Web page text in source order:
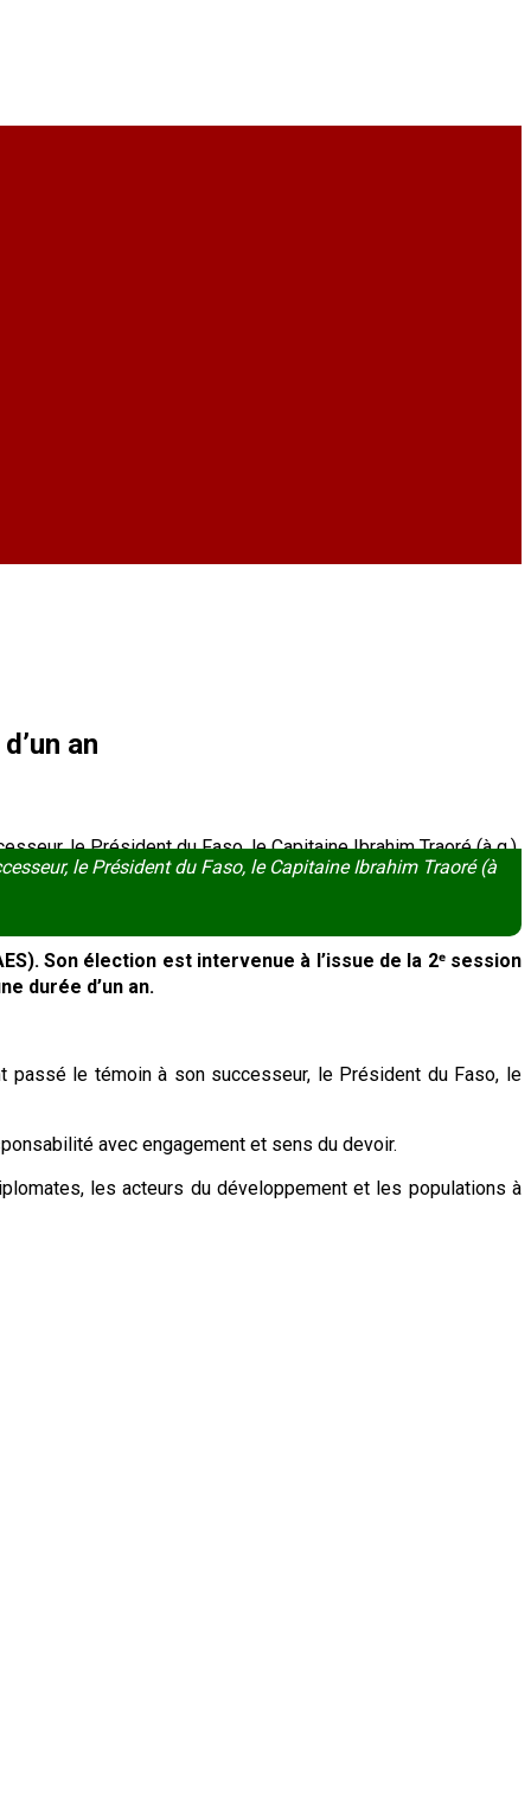
an
le Président du Faso, le Capitaine Ibrahim Traoré (à
Son élection est intervenue à l’issue de la 2ᵉ session
durée d’un an.
passé le témoin à son successeur, le Président du Faso, le
avec engagement et sens du devoir.
les acteurs du développement et les populations à